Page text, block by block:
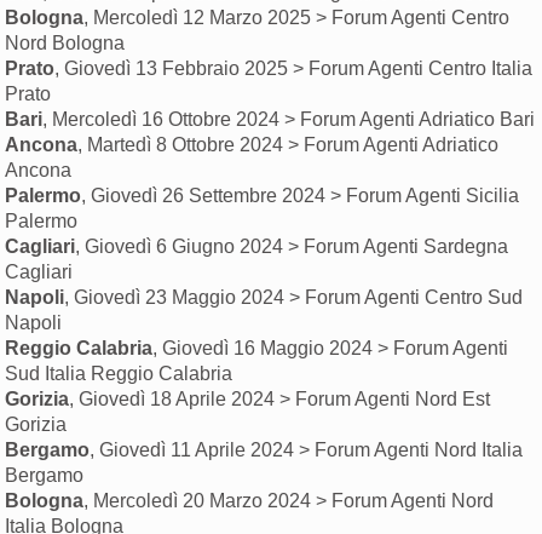
Bologna, Mercoledì 12 Marzo 2025 > Forum Agenti Centro
Nord Bologna
Prato, Giovedì 13 Febbraio 2025 > Forum Agenti Centro Italia
Prato
Bari, Mercoledì 16 Ottobre 2024 > Forum Agenti Adriatico Bari
Ancona, Martedì 8 Ottobre 2024 > Forum Agenti Adriatico
Ancona
Palermo, Giovedì 26 Settembre 2024 > Forum Agenti Sicilia
Palermo
Cagliari, Giovedì 6 Giugno 2024 > Forum Agenti Sardegna
Cagliari
Napoli, Giovedì 23 Maggio 2024 > Forum Agenti Centro Sud
Napoli
Reggio Calabria, Giovedì 16 Maggio 2024 > Forum Agenti
Sud Italia Reggio Calabria
Gorizia, Giovedì 18 Aprile 2024 > Forum Agenti Nord Est
Gorizia
Bergamo, Giovedì 11 Aprile 2024 > Forum Agenti Nord Italia
Bergamo
Bologna, Mercoledì 20 Marzo 2024 > Forum Agenti Nord
Italia Bologna